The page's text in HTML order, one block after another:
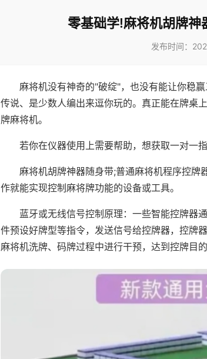
零基础学!麻将机胡牌
发布时间：
麻将机没有神奇的"破绽"，也没有能让你稳
传说、是少数人编出来逗你玩的。真正能在牌桌
牌麻将机。
若你在仪器使用上需要帮助，想获取一对一
麻将机胡牌神器随身带;普通麻将机程序控牌
作就能实现控制麻将牌功能的设备或工具。
蓝牙或无线信号控制原理：一些智能控牌器
件预设好牌型等指令，发送信号给控牌器，控牌
麻将机洗牌、码牌过程中进行干预，达到控牌目的